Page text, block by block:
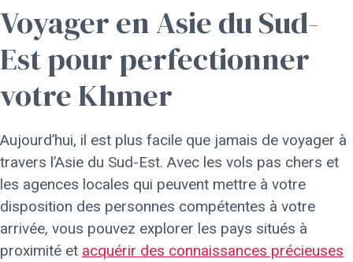
Voyager en Asie du Sud-
Est pour perfectionner
votre Khmer
Aujourd’hui, il est plus facile que jamais de voyager à
travers l’Asie du Sud-Est. Avec les vols pas chers et
les agences locales qui peuvent mettre à votre
disposition des personnes compétentes à votre
arrivée, vous pouvez explorer les pays situés à
proximité et acquérir des connaissances précieuses